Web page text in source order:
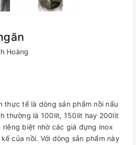
Hoàng
thực tế là dòng sản phẩm nồi nấu
thường là 100lit, 150lit hay 200lit
biệt nhờ các giá đựng inox
của nồi. Với dòng sản phẩm này